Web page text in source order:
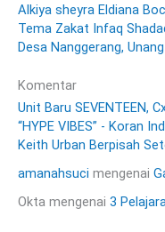
Alkiya sheyra Eldiana
Tema Zakat Infaq
Desa Nanggerang,
Komentar
Unit Baru SEVENTEEN,
“HYPE VIBES” - Koran
Keith Urban Berpisah
amanahsuci mengenai
Okta mengenai 3